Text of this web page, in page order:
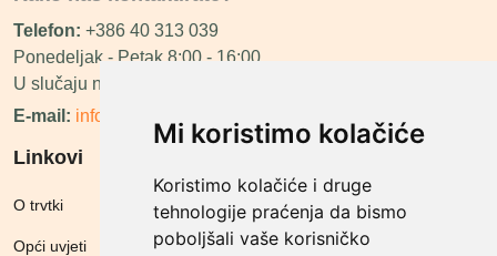
Mi koristimo kolačiće
Koristimo kolačiće i druge
tehnologije praćenja da bismo
poboljšali vaše korisničko
Telefon: +386 40 313 039
Ponedeljak - Petak 8:00 - 16:00
U slučaju neraspoloživosti ćemo vas nazvati.
E-mail: info@megashop.hr
Linkovi
O trvtki
Opći uvjeti